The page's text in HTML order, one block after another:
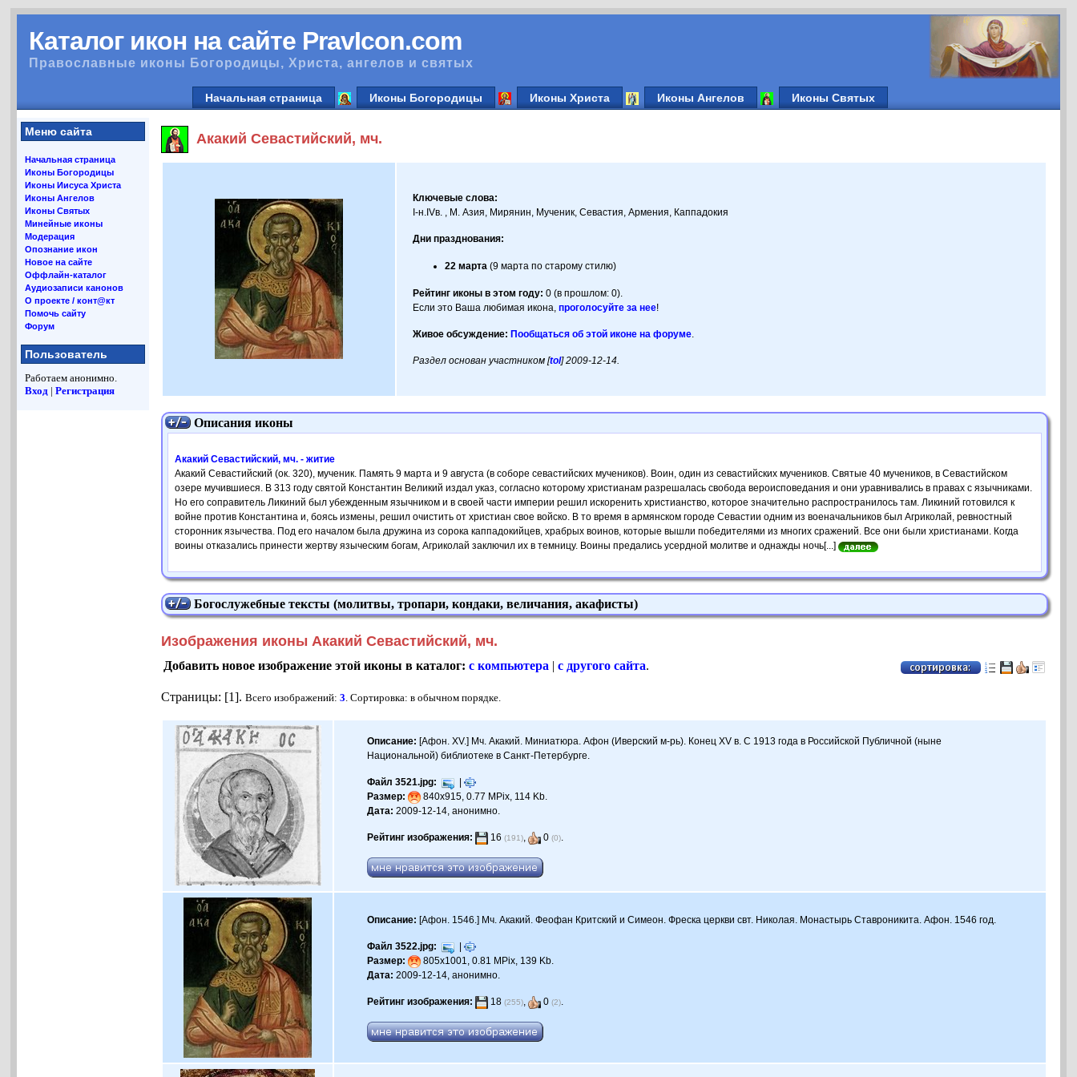
Каталог икон на сайте PravIcon.com
Православные иконы Богородицы, Христа, ангелов и святых
Начальная страница Иконы Богородицы Иконы Христа Иконы Ангелов Иконы Святых
Меню сайта
Начальная страница
Иконы Богородицы
Иконы Иисуса Христа
Иконы Ангелов
Иконы Святых
Минейные иконы
Модерация
Опознание икон
Новое на сайте
Оффлайн-каталог
Аудиозаписи канонов
О проекте / конт@кт
Помочь сайту
Форум
Пользователь
Работаем анонимно.
Вход |Регистрация
Акакий Севастийский, мч.
Ключевые слова:
I-н.IVв. , М. Азия, Мирянин, Мученик, Севастия, Армения, Каппадокия
Дни празднования:
22 марта (9 марта по старому стилю)
Рейтинг иконы в этом году: 0 (в прошлом: 0).
Если это Ваша любимая икона,проголосуйте за нее!
Живое обсуждение: Пообщаться об этой иконе на форуме.
Раздел основан участником [tol] 2009-12-14.
Описания иконы
Акакий Севастийский, мч. - житие
Акакий Севастийский (ок. 320), мученик. Память 9 марта и 9 августа (в соборе севастийских мучеников). Воин, один из севастийских мучеников. Святые 40 мучеников, в Севастийском
озере мучившиеся. В 313 году святой Константин Великий издал указ, согласно которому христианам разрешалась свобода вероисповедания и они уравнивались в правах с язычниками.
Но его соправитель Ликиний был убежденным язычником и в своей части империи решил искоренить христианство, которое значительно распространилось там. Ликиний готовился к
войне против Константина и, боясь измены, решил очистить от христиан свое войско. В то время в армянском городе Севастии одним из военачальников был Агриколай, ревностный
сторонник язычества. Под его началом была дружина из сорока каппадокийцев, храбрых воинов, которые вышли победителями из многих сражений. Все они были христианами. Когда
воины отказались принести жертву языческим богам, Агриколай заключил их в темницу. Воины предались усердной молитве и однажды ночь[...]
Богослужебные тексты (молитвы, тропари, кондаки, величания, акафисты)
Изображения иконы Акакий Севастийский, мч.
Добавить новое изображение этой иконы в каталог:с компьютера |с другого сайта.
Страницы: [1].Всего изображений:3. Сортировка: в обычном порядке.
Описание: [Афон. XV.] Мч. Акакий. Миниатюра. Афон (Иверский м-рь). Конец XV в. C 1913 года в Российской Публичной (ныне
Национальной) библиотеке в Санкт-Петербурге.
Файл 3521.jpg:
|
Размер:
840x915, 0.77 MPix, 114 Kb.
Дата: 2009-12-14, анонимно.
Рейтинг изображения: 16(191), 0(0).
Описание: [Афон. 1546.] Мч. Акакий. Феофан Критский и Симеон. Фреска церкви свт. Николая. Монастырь Ставроникита. Афон. 1546 год.
Файл 3522.jpg:
|
Размер:
805x1001, 0.81 MPix, 139 Kb.
Дата: 2009-12-14, анонимно.
Рейтинг изображения: 18(255), 0(2).